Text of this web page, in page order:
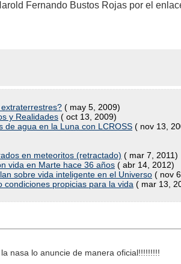
Fernando Bustos Rojas por el
( may 5, 2009)
y Realidades ( oct 13, 2009)
de agua en la Luna con LCROSS ( nov 13,
en meteoritos (retractado) ( mar 7, 2011)
vida en Marte hace 36 años ( abr 14, 2012)
sobre vida inteligente en el Universo ( nov
condiciones propicias para la vida ( mar 13,
nasa lo anuncie de manera oficial!!!!!!!!!